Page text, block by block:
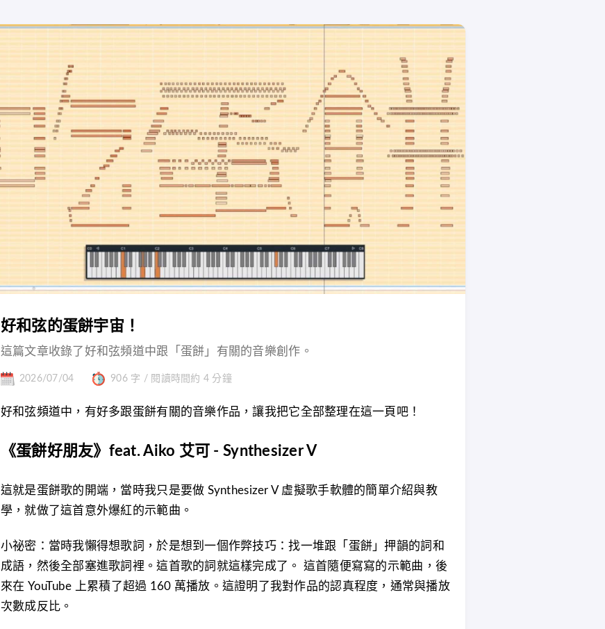
好和弦的蛋餅宇宙！
這篇文章收錄了好和弦頻道中跟「蛋餅」有關的音樂創作。
2026/07/04 906 字 / 閱讀時間約 4 分鐘
好和弦頻道中，有好多跟蛋餅有關的音樂作品，讓我把它全部整理在這一頁吧！
《蛋餅好朋友》feat. Aiko 艾可 - Synthesizer V
這就是蛋餅歌的開端，當時我只是要做 Synthesizer V 虛擬歌手軟體的簡單介紹與教
學，就做了這首意外爆紅的示範曲。
小祕密：當時我懶得想歌詞，於是想到一個作弊技巧：找一堆跟「蛋餅」押韻的詞和
成語，然後全部塞進歌詞裡。這首歌的詞就這樣完成了。 這首隨便寫寫的示範曲，後
來在 YouTube 上累積了超過 160 萬播放。這證明了我對作品的認真程度，通常與播放
次數成反比。